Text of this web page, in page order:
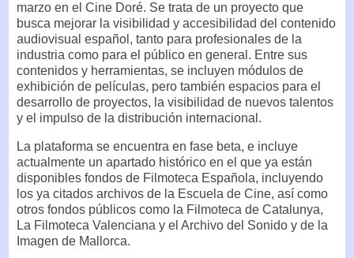
marzo en el Cine Doré. Se trata de un proyecto que
busca mejorar la visibilidad y accesibilidad del contenido
audiovisual español, tanto para profesionales de la
industria como para el público en general. Entre sus
contenidos y herramientas, se incluyen módulos de
exhibición de películas, pero también espacios para el
desarrollo de proyectos, la visibilidad de nuevos talentos
y el impulso de la distribución internacional.
La plataforma se encuentra en fase beta, e incluye
actualmente un apartado histórico en el que ya están
disponibles fondos de Filmoteca Española, incluyendo
los ya citados archivos de la Escuela de Cine, así como
otros fondos públicos como la Filmoteca de Catalunya,
La Filmoteca Valenciana y el Archivo del Sonido y de la
Imagen de Mallorca.